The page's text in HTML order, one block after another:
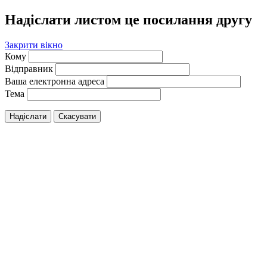
Надіслати листом це посилання другу
Закрити вікно
Кому
Відправник
Ваша електронна адреса
Тема
Надіслати Скасувати